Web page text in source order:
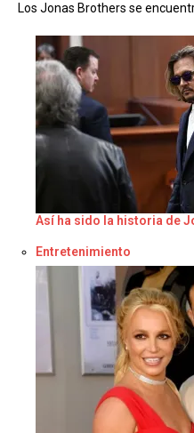
Los Jonas Brothers se
Así ha sido la historia de
Respecto a
Entretenimiento